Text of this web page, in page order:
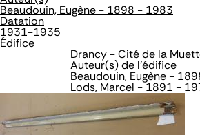
Beaudouin, Eugène - 1898 - 1983
Datation
1931-1935
Édifice
Drancy - Cité de la
Auteur(s) de l'édifice
Beaudouin, Eugène -
Lods, Marcel - 1891 -